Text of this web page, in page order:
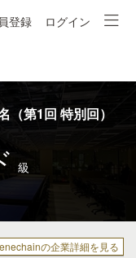
登録 ログイン
第1回 特別回）
級
の企業詳細を見る